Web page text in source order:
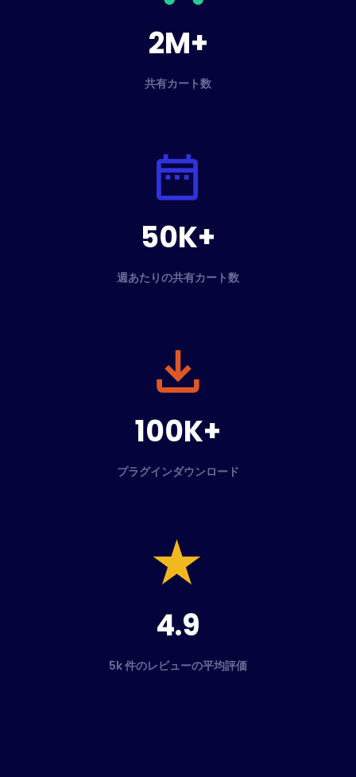
2M+
共有カート数
50K+
週あたりの共有カート数
100K+
プラグインダウンロード
4.9
5k 件のレビューの平均評価